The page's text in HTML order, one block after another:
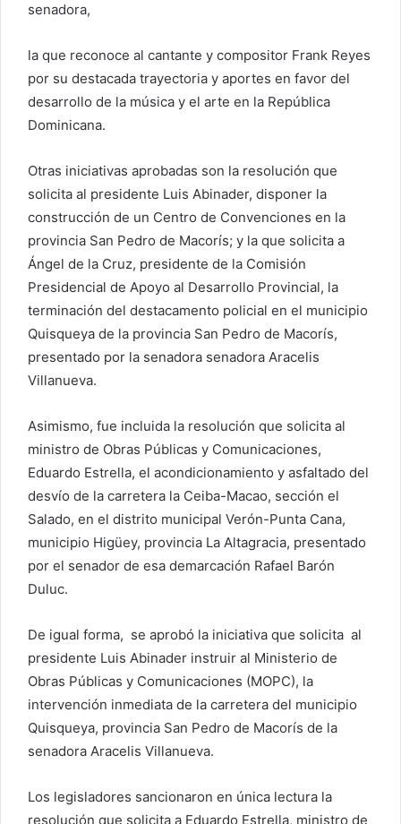
senadora,
la que reconoce al cantante y compositor Frank Reyes
por su destacada trayectoria y aportes en favor del
desarrollo de la música y el arte en la República
Dominicana.
Otras iniciativas aprobadas son la resolución que
solicita al presidente Luis Abinader, disponer la
construcción de un Centro de Convenciones en la
provincia San Pedro de Macorís; y la que solicita a
Ángel de la Cruz, presidente de la Comisión
Presidencial de Apoyo al Desarrollo Provincial, la
terminación del destacamento policial en el municipio
Quisqueya de la provincia San Pedro de Macorís,
presentado por la senadora senadora Aracelis
Villanueva.
Asimismo, fue incluida la resolución que solicita al
ministro de Obras Públicas y Comunicaciones,
Eduardo Estrella, el acondicionamiento y asfaltado del
desvío de la carretera la Ceiba-Macao, sección el
Salado, en el distrito municipal Verón-Punta Cana,
municipio Higüey, provincia La Altagracia, presentado
por el senador de esa demarcación Rafael Barón
Duluc.
De igual forma, se aprobó la iniciativa que solicita al
presidente Luis Abinader instruir al Ministerio de
Obras Públicas y Comunicaciones (MOPC), la
intervención inmediata de la carretera del municipio
Quisqueya, provincia San Pedro de Macorís de la
senadora Aracelis Villanueva.
Los legisladores sancionaron en única lectura la
resolución que solicita a Eduardo Estrella, ministro de